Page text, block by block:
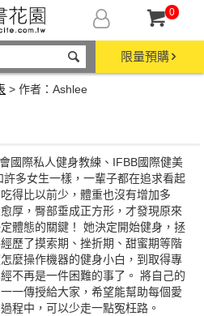
0
限量預購
> 作者：Ashlee
國際私人健身教練、IFBB國際健美
多女生一樣，一輩子都在追求看起
得比以前少，體重也沒有增加多
厚，臀部垂成正方形，才發現原來
體態的關鍵！ 她決定開始健身，拯
歷了摸索期、挫折期、甜蜜期等階
麼操作機器的健身小白，到取得專
不再是一件困難的事了。 將自己的
一傳授給大家，希望能幫助每個愛
程中，可以少走一點冤枉路。